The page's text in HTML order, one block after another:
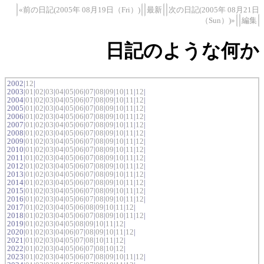
«前の日記(2005年 08月19日（Fri）) 最新
次の日記(2005年 08月21日
（Sun）)»
編集
日記のような何か
2002|12|
2003|01 |02|03|04|05|06|07|08|09|10|11 |12|
2004|01 |02|03|04|05|06|07|08|09|10|11 |12|
2005|01 |02|03|04|05|06|07|08|09|10|11 |12|
2006|01 |02|03|04|05|06|07|08|09|10|11 |12|
2007|01 |02|03|04|05|06|07|08|09|10|11 |12|
2008|01 |02|03|04|05|06|07|08|09|10|11 |12|
2009|01 |02|03|04|05|06|07|08|09|10|11 |12|
2010|01 |02|03|04|05|06|07|08|09|10|11 |12|
2011|01 |02|03|04|05|06|07|08|09|10|11 |12|
2012|01 |02|03|04|05|06|07|08|09|10|11 |12|
2013|01 |02|03|04|05|06|07|08|09|10|11 |12|
2014|01 |02|03|04|05|06|07|08|09|10|11 |12|
2015|01 |02|03|04|05|06|07|08|09|10|11 |12|
2016|01 |02|03|04|05|06|07|08|09|10|11 |12|
2017|01 |02|03|04|05|06|08|09|10|11 |12|
2018|01 |02|03|04|05|06|07|08|09|10|11 |12|
2019|01 |02|03|04|05|08|09|10|11 |12|
2020|01 |02|03|04|06|07|08|09|10|11 |12|
2021|01 |02|03|04|05|07|08|10|11 |12|
2022|01 |02|03|04|05|06|07|08|10|12|
2023|01 |02|03|04|05|06|07|08|09|10|11 |12|